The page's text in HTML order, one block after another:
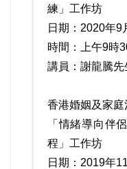
練」工作坊
日期：2020年9
時間：上午9時
講員：謝龍騰先
香港婚姻及家
「情緒導向伴
程」工作坊
日期：2019年